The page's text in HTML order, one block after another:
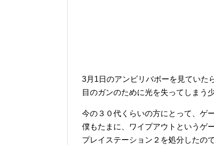
3月1日のアンビリバボーを見ていた
目のガンのために光を失ってしまう
今の３０代くらいの方にとって、ゲ
僕もたまに、ワイプアウトというゲ
プレイステーション２を処分したの